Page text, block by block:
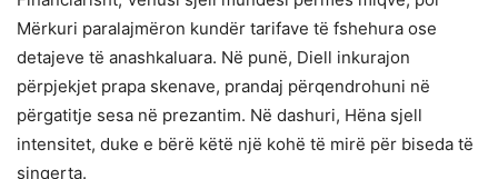
Mërkuri paralajmëron kundër tarifave të fshehura ose
detajeve të anashkaluara. Në punë, Diell inkurajon
përpjekjet prapa skenave, prandaj përqendrohuni në
përgatitje sesa në prezantim. Në dashuri, Hëna sjell
intensitet, duke e bërë këtë një kohë të mirë për biseda të
sinqerta.